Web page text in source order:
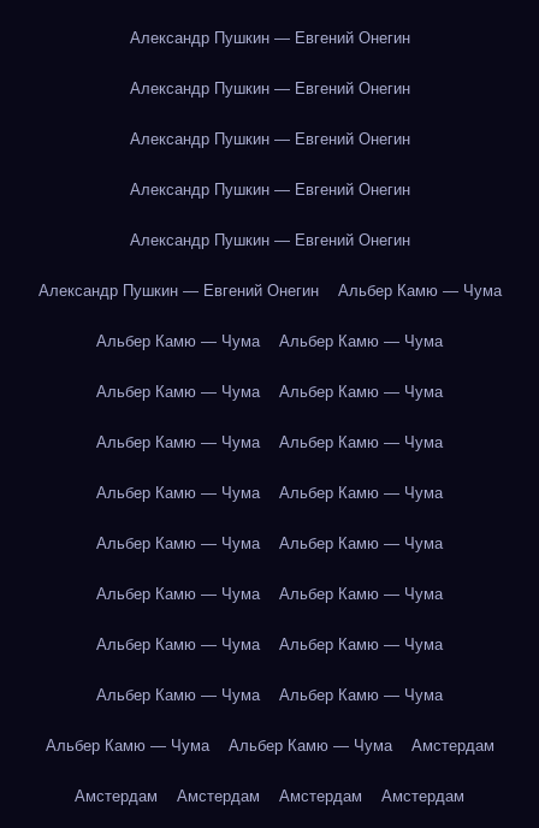
Александр Пушкин — Евгений Онегин
Александр Пушкин — Евгений Онегин
Александр Пушкин — Евгений Онегин
Александр Пушкин — Евгений Онегин
Александр Пушкин — Евгений Онегин
Александр Пушкин — Евгений Онегин Альбер Камю — Чума
Альбер Камю — Чума Альбер Камю — Чума
Альбер Камю — Чума Альбер Камю — Чума
Альбер Камю — Чума Альбер Камю — Чума
Альбер Камю — Чума Альбер Камю — Чума
Альбер Камю — Чума Альбер Камю — Чума
Альбер Камю — Чума Альбер Камю — Чума
Альбер Камю — Чума Альбер Камю — Чума
Альбер Камю — Чума Альбер Камю — Чума
Альбер Камю — Чума Альбер Камю — Чума Амстердам
Амстердам Амстердам Амстердам Амстердам